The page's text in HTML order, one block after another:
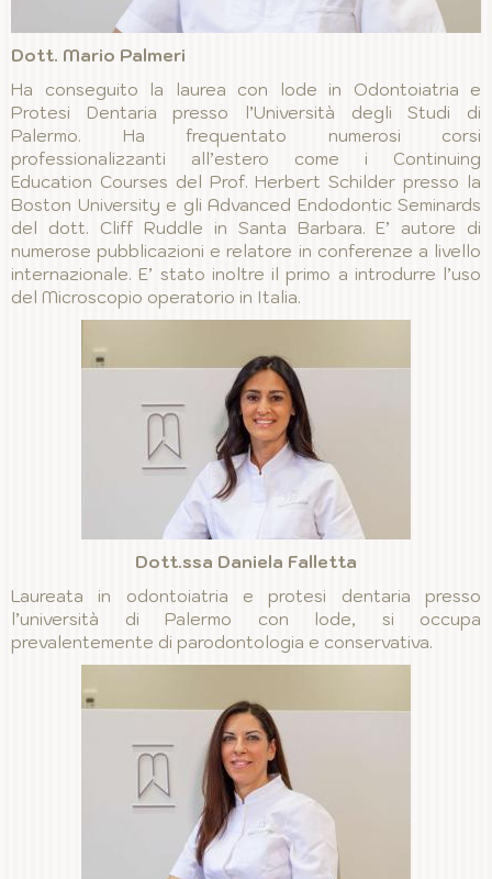
Dott. Mario Palmeri
Ha conseguito la laurea con lode in Odontoiatria e
Protesi Dentaria presso l’Università degli Studi di
Palermo. Ha frequentato numerosi corsi
professionalizzanti all’estero come i Continuing
Education Courses del Prof. Herbert Schilder presso la
Boston University e gli Advanced Endodontic Seminards
del dott. Cliff Ruddle in Santa Barbara. E’ autore di
numerose pubblicazioni e relatore in conferenze a livello
internazionale. E’ stato inoltre il primo a introdurre l’uso
del Microscopio operatorio in Italia.
Dott.ssa Daniela Falletta
Laureata in odontoiatria e protesi dentaria presso
l’università di Palermo con lode, si occupa
prevalentemente di parodontologia e conservativa.